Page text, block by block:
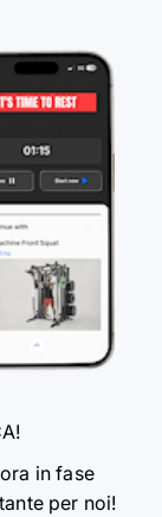
in fase
per noi!